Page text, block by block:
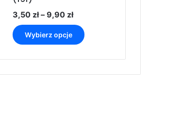
3,50 zł – 9,90 złZakres
cen:
3,50 zł
Wybierz opcje
Ten
produkt
wiele